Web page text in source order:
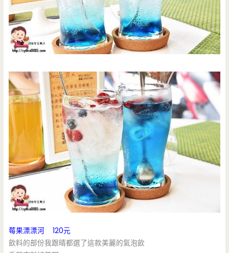
莓果漂漂河 120元
飲料的部份我跟晴都選了這款美麗的氣泡飲